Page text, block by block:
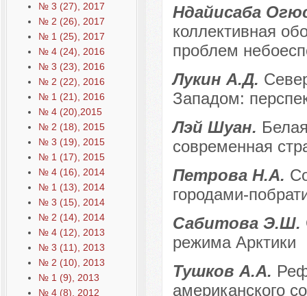
№ 3 (27), 2017
№ 2 (26), 2017
№ 1 (25), 2017
№ 4 (24), 2016
№ 3 (23), 2016
№ 2 (22), 2016
№ 1 (21), 2016
№ 4 (20),2015
№ 2 (18), 2015
№ 3 (19), 2015
№ 1 (17), 2015
№ 4 (16), 2014
№ 1 (13), 2014
№ 3 (15), 2014
№ 2 (14), 2014
№ 4 (12), 2013
№ 3 (11), 2013
№ 2 (10), 2013
№ 1 (9), 2013
№ 4 (8), 2012
Ндайисаба
коллективная
проблем
Лукин А.Д.
Западом:
Лэй Шуан.
современная
Петрова Н.А.
городами-
Сабитова Э.Ш.
режима Арктики
Тушков А.А.
американского